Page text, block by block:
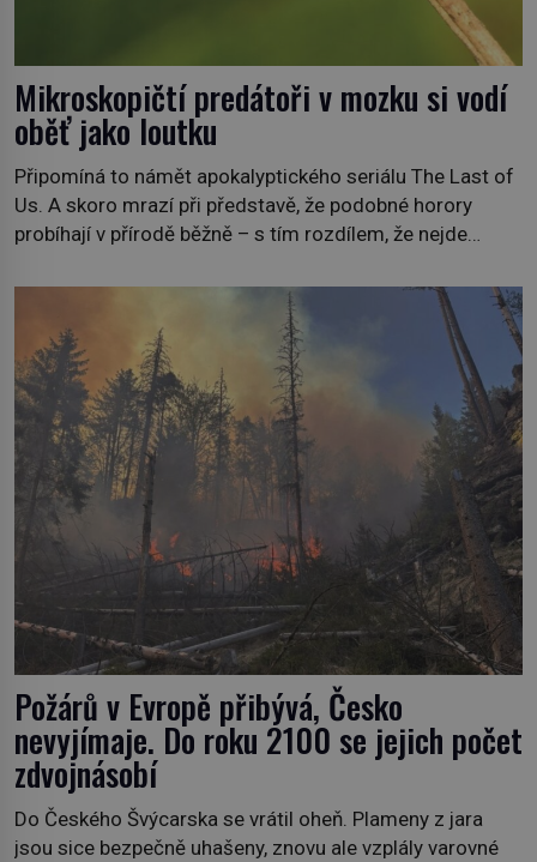
Mikroskopičtí predátoři v mozku si vodí
oběť jako loutku
Připomíná to námět apokalyptického seriálu The Last of
Us. A skoro mrazí při představě, že podobné horory
probíhají v přírodě běžně – s tím rozdílem, že nejde
dokáže ovládat jen vývojově nesrovnatelně jednodušší
živočichy, než je člověk. Najít skutečné zombie není nic
nemožného ani v naší přírodě. […]
Požárů v Evropě přibývá, Česko
nevyjímaje. Do roku 2100 se jejich počet
zdvojnásobí
Do Českého Švýcarska se vrátil oheň. Plameny z jara
jsou sice bezpečně uhašeny, znovu ale vzplály varovné